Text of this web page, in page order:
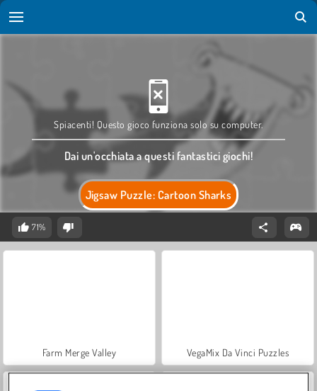
Jigsaw Puzzle: Cartoon Sharks
Spiacenti! Questo gioco funziona solo su computer.
Dai un'occhiata a questi fantastici giochi!
71%
Farm Merge Valley VegaMix Da Vinci Puzzles